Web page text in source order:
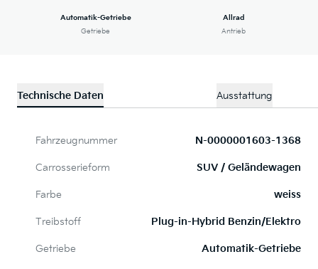
Automatik-Getriebe
Getriebe
Allrad
Antrieb
Technische Daten Ausstattung
Fahrzeugnummer N-0000001603-1368
Carrosserieform SUV / Geländewagen
Farbe weiss
Treibstoff Plug-in-Hybrid Benzin/Elektro
Getriebe Automatik-Getriebe